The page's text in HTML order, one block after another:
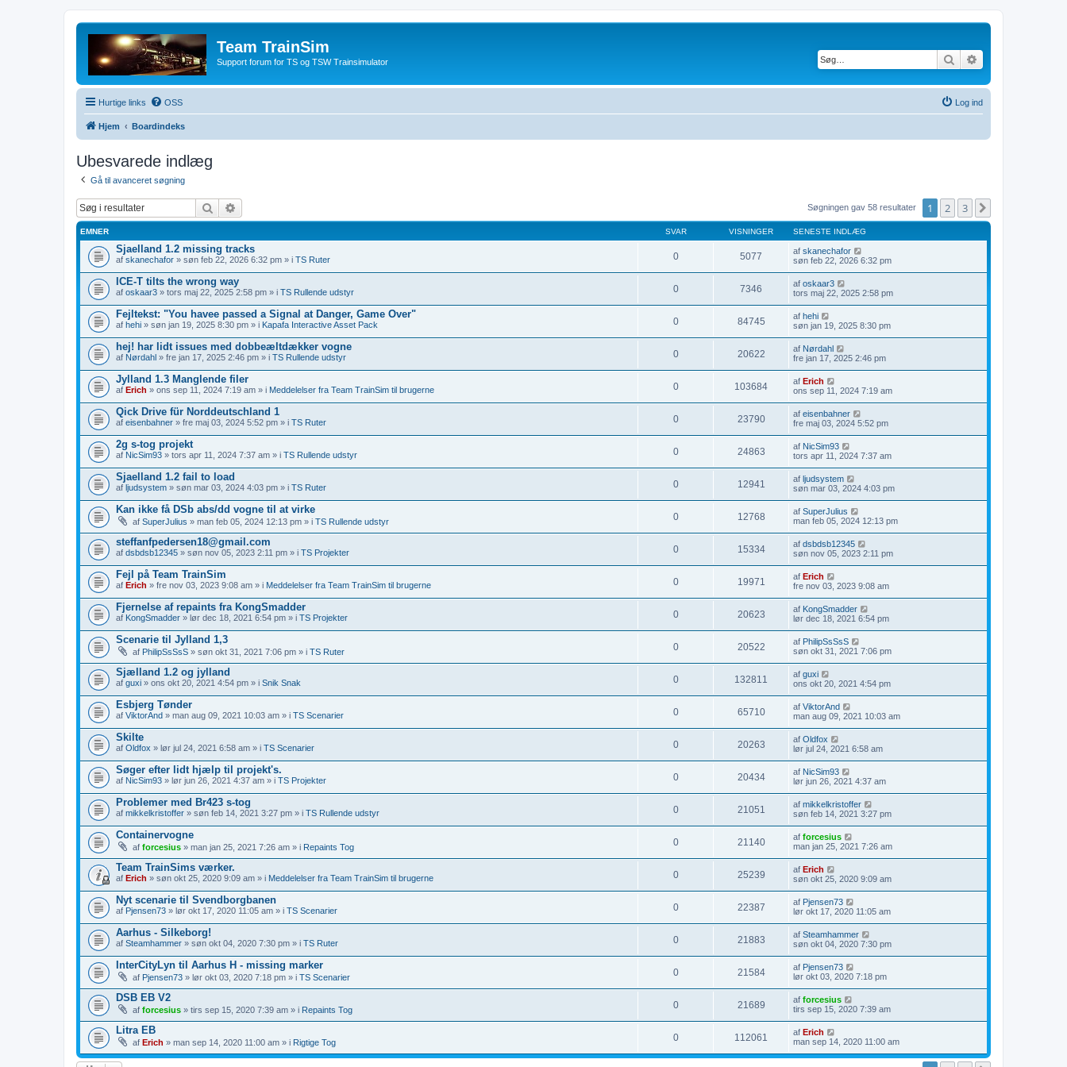
Team TrainSim
Support forum for TS og TSW Trainsimulator Søg
Hurtige links OSS Log ind
Hjem Boardindeks
Ubesvarede indlæg
Gå til avanceret søgning
Søg Søgningen gav 58 resultater 1 2 3
EMNER SVAR VISNINGER SENESTE INDLÆG
Sjaelland 1.2 missing tracks
af skanechafor » søn feb 22, 2026 6:32 pm » i TS Ruter 0 5077 af skanechafor
søn feb 22, 2026 6:32 pm
ICE-T tilts the wrong way
af oskaar3 » tors maj 22, 2025 2:58 pm » i TS Rullende udstyr 0 7346 af oskaar3
tors maj 22, 2025 2:58 pm
Fejltekst: "You havee passed a Signal at Danger, Game Over"
af hehi » søn jan 19, 2025 8:30 pm » i Kapafa Interactive Asset Pack 0 84745 af hehi
søn jan 19, 2025 8:30 pm
hej! har lidt issues med dobbeæltdækker vogne
af Nørdahl » fre jan 17, 2025 2:46 pm » i TS Rullende udstyr 0 20622 af Nørdahl
fre jan 17, 2025 2:46 pm
Jylland 1.3 Manglende filer
af Erich » ons sep 11, 2024 7:19 am » i Meddelelser fra Team TrainSim til brugerne 0 103684 af Erich
ons sep 11, 2024 7:19 am
Qick Drive für Norddeutschland 1
af eisenbahner » fre maj 03, 2024 5:52 pm » i TS Ruter 0 23790 af eisenbahner
fre maj 03, 2024 5:52 pm
2g s-tog projekt
af NicSim93 » tors apr 11, 2024 7:37 am » i TS Rullende udstyr 0 24863 af NicSim93
tors apr 11, 2024 7:37 am
Sjaelland 1.2 fail to load
af ljudsystem » søn mar 03, 2024 4:03 pm » i TS Ruter 0 12941 af ljudsystem
søn mar 03, 2024 4:03 pm
Kan ikke få DSb abs/dd vogne til at virke
af SuperJulius » man feb 05, 2024 12:13 pm » i TS Rullende udstyr 0 12768 af SuperJulius
man feb 05, 2024 12:13 pm
steffanfpedersen18@gmail.com
af dsbdsb12345 » søn nov 05, 2023 2:11 pm » i TS Projekter 0 15334 af dsbdsb12345
søn nov 05, 2023 2:11 pm
Fejl på Team TrainSim
af Erich » fre nov 03, 2023 9:08 am » i Meddelelser fra Team TrainSim til brugerne 0 19971 af Erich
fre nov 03, 2023 9:08 am
Fjernelse af repaints fra KongSmadder
af KongSmadder » lør dec 18, 2021 6:54 pm » i TS Projekter 0 20623 af KongSmadder
lør dec 18, 2021 6:54 pm
Scenarie til Jylland 1,3
af PhilipSsSsS » søn okt 31, 2021 7:06 pm » i TS Ruter 0 20522 af PhilipSsSsS
søn okt 31, 2021 7:06 pm
Sjælland 1.2 og jylland
af guxi » ons okt 20, 2021 4:54 pm » i Snik Snak 0 132811 af guxi
ons okt 20, 2021 4:54 pm
Esbjerg Tønder
af ViktorAnd » man aug 09, 2021 10:03 am » i TS Scenarier 0 65710 af ViktorAnd
man aug 09, 2021 10:03 am
Skilte
af Oldfox » lør jul 24, 2021 6:58 am » i TS Scenarier 0 20263 af Oldfox
lør jul 24, 2021 6:58 am
Søger efter lidt hjælp til projekt's.
af NicSim93 » lør jun 26, 2021 4:37 am » i TS Projekter 0 20434 af NicSim93
lør jun 26, 2021 4:37 am
Problemer med Br423 s-tog
af mikkelkristoffer » søn feb 14, 2021 3:27 pm » i TS Rullende udstyr 0 21051 af mikkelkristoffer
søn feb 14, 2021 3:27 pm
Containervogne
af forcesius » man jan 25, 2021 7:26 am » i Repaints Tog 0 21140 af forcesius
man jan 25, 2021 7:26 am
Team TrainSims værker.
af Erich » søn okt 25, 2020 9:09 am » i Meddelelser fra Team TrainSim til brugerne 0 25239 af Erich
søn okt 25, 2020 9:09 am
Nyt scenarie til Svendborgbanen
af Pjensen73 » lør okt 17, 2020 11:05 am » i TS Scenarier 0 22387 af Pjensen73
lør okt 17, 2020 11:05 am
Aarhus - Silkeborg!
af Steamhammer » søn okt 04, 2020 7:30 pm » i TS Ruter 0 21883 af Steamhammer
søn okt 04, 2020 7:30 pm
InterCityLyn til Aarhus H - missing marker
af Pjensen73 » lør okt 03, 2020 7:18 pm » i TS Scenarier 0 21584 af Pjensen73
lør okt 03, 2020 7:18 pm
DSB EB V2
af forcesius » tirs sep 15, 2020 7:39 am » i Repaints Tog 0 21689 af forcesius
tirs sep 15, 2020 7:39 am
Litra EB
af Erich » man sep 14, 2020 11:00 am » i Rigtige Tog 0 112061 af Erich
man sep 14, 2020 11:00 am